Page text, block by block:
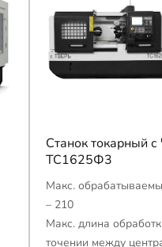
Станок токарный
ТС1625Ф3
Макс.
– 210
Макс. длина
точении между